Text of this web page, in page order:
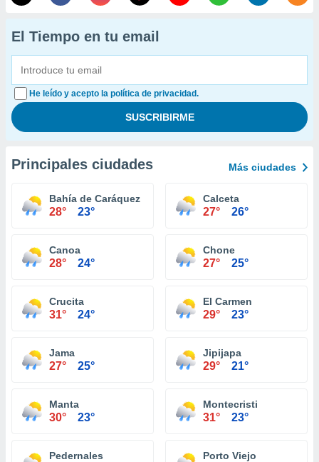
El Tiempo en tu email
He leído y acepto la política de privacidad.
Principales ciudades Más ciudades
Bahía de Caráquez
28° 23°
Calceta
27° 26°
Canoa
28° 24°
Chone
27° 25°
Crucita
31° 24°
El Carmen
29° 23°
Jama
27° 25°
Jipijapa
29° 21°
Manta
30° 23°
Montecristi
31° 23°
Pedernales Porto Viejo